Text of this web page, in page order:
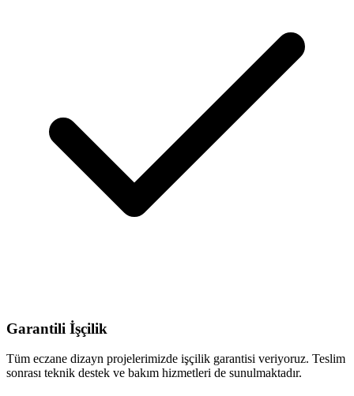
Garantili İşçilik
Tüm eczane dizayn projelerimizde işçilik garantisi veriyoruz. Teslim
sonrası teknik destek ve bakım hizmetleri de sunulmaktadır.